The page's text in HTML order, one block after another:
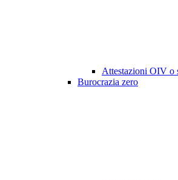
Attestazioni OIV o
Burocrazia zero